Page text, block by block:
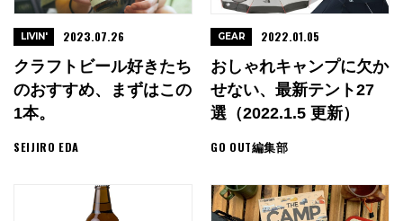
クラフトビール好きたち
のおすすめ、まずはこの
1本。
SEIJIRO EDA
LIVIN' 2023.07.26
おしゃれキャンプに欠か
せない、最新テント27
選（2022.1.5 更新）
GO OUT編集部
GEAR 2022.01.05